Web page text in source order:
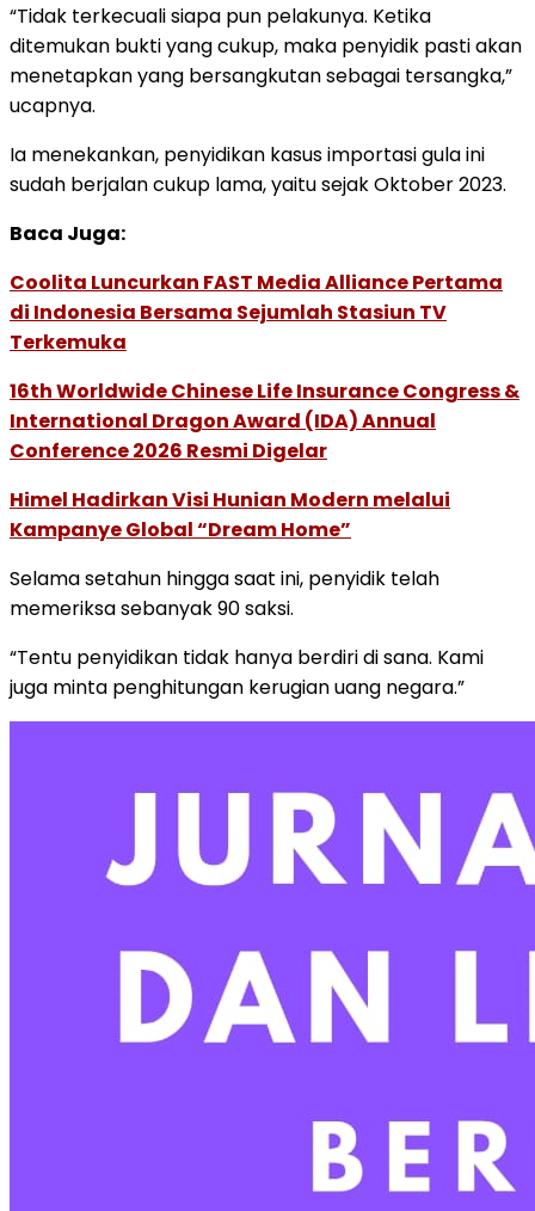
“Tidak terkecuali siapa pun pelakunya. Ketika
ditemukan bukti yang cukup, maka penyidik pasti akan
menetapkan yang bersangkutan sebagai tersangka,”
ucapnya.
Ia menekankan, penyidikan kasus importasi gula ini
sudah berjalan cukup lama, yaitu sejak Oktober 2023.
Baca Juga:
Coolita Luncurkan FAST Media Alliance Pertama
di Indonesia Bersama Sejumlah Stasiun TV
Terkemuka
16th Worldwide Chinese Life Insurance Congress &
International Dragon Award (IDA) Annual
Conference 2026 Resmi Digelar
Himel Hadirkan Visi Hunian Modern melalui
Kampanye Global “Dream Home”
Selama setahun hingga saat ini, penyidik telah
memeriksa sebanyak 90 saksi.
“Tentu penyidikan tidak hanya berdiri di sana. Kami
juga minta penghitungan kerugian uang negara.”